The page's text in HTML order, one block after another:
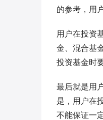
的参考，用
用户在投资
金、混合基
投资基金时
最后就是用
是，用户在
不能保证一